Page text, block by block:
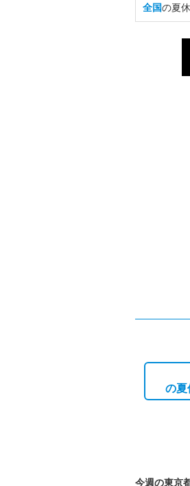
全国の夏
の夏
今週の東京